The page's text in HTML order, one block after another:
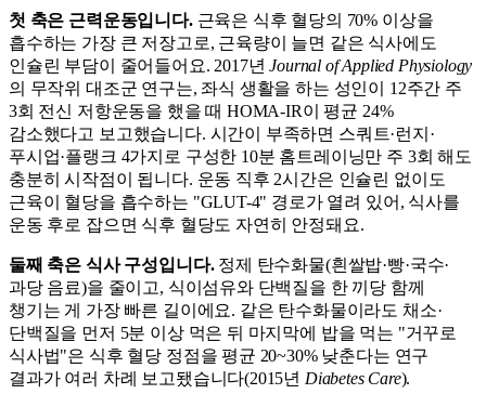
첫 축은 근력운동입니다.근육은 식후 혈당의 70% 이상을
흡수하는 가장 큰 저장고로, 근육량이 늘면 같은 식사에도
인슐린 부담이 줄어들어요. 2017년Journal of Applied Physiology
의 무작위 대조군 연구는, 좌식 생활을 하는 성인이 12주간 주
3회 전신 저항운동을 했을 때 HOMA-IR이 평균 24%
감소했다고 보고했습니다. 시간이 부족하면 스쿼트·런지·
푸시업·플랭크 4가지로 구성한 10분 홈트레이닝만 주 3회 해도
충분히 시작점이 됩니다. 운동 직후 2시간은 인슐린 없이도
근육이 혈당을 흡수하는 "GLUT-4" 경로가 열려 있어, 식사를
운동 후로 잡으면 식후 혈당도 자연히 안정돼요.
둘째 축은 식사 구성입니다.정제 탄수화물(흰쌀밥·빵·국수·
과당 음료)을 줄이고, 식이섬유와 단백질을 한 끼당 함께
챙기는 게 가장 빠른 길이에요. 같은 탄수화물이라도 채소·
단백질을 먼저 5분 이상 먹은 뒤 마지막에 밥을 먹는 "거꾸로
식사법"은 식후 혈당 정점을 평균 20~30% 낮춘다는 연구
결과가 여러 차례 보고됐습니다(2015년 Diabetes Care).